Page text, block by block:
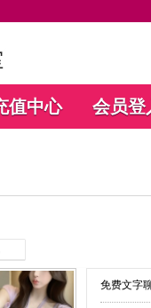
值中心 会员登
免费文字